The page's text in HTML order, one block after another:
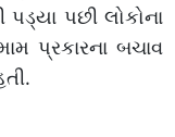
પડ્યા પછી લોકોના
પ્રકારના બચાવ